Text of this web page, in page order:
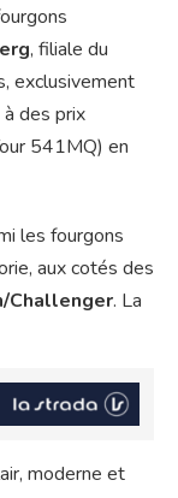
, filiale du
exclusivement
des prix
541MQ) en
les fourgons
aux cotés des
Challenger. La
moderne et